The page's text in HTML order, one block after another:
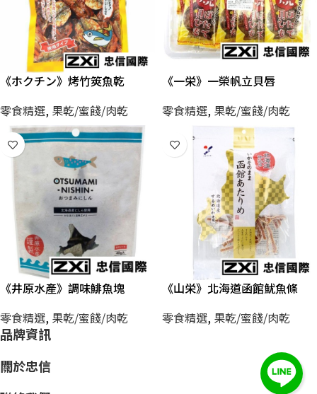
《ホクチン》烤竹筴魚乾
零食精選, 果乾/蜜餞/肉乾
《一栄》一榮帆立貝唇
零食精選, 果乾/蜜餞/肉乾
《井原水產》調味鯡魚塊
零食精選, 果乾/蜜餞/肉乾
《山栄》北海道函館魷魚條
零食精選, 果乾/蜜餞/肉乾
品牌資訊
關於忠信